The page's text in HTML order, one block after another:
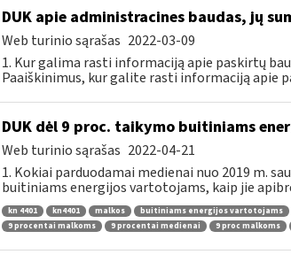
DUK apie administracines baudas, jų
Web turinio sąrašas 2022-03-09
1. Kur galima rasti informaciją apie paskirtų
Paaiškinimus, kur galite rasti informaciją apie
DUK dėl 9 proc. taikymo buitiniams
Web turinio sąrašas 2022-04-21
1. Kokiai parduodamai medienai nuo 2019 m.
buitiniams energijos vartotojams, kaip jie
kn 4401 kn4401 malkos buitiniams energijos vartotojams
9 procentai malkoms
9 procentai medienai 9 proc malkoms